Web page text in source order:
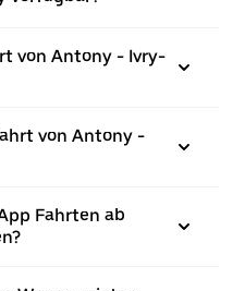
von Antony - Ivry-
von Antony -
Fahrten ab